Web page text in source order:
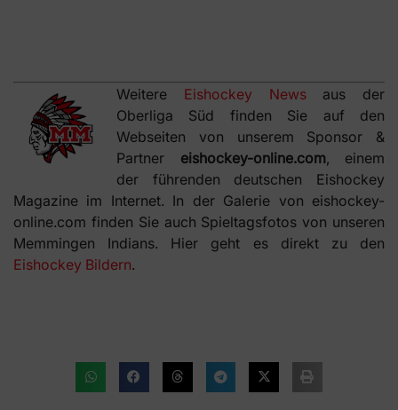
Weitere Eishockey Newsaus der
Oberliga Süd finden Sie auf den
Webseiten von unserem Sponsor &
Partner eishockey-online.com, einem
der führenden deutschen Eishockey
Magazine im Internet. In der Galerie von eishockey-
online.com finden Sie auch Spieltagsfotos von unseren
Memmingen Indians. Hier geht es direkt zu den
Eishockey Bildern.